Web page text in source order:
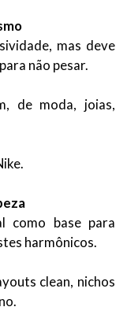
mas deve
não pesar.
de moda, joias,
como base para
harmônicos.
clean, nichos